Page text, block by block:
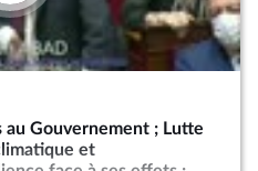
au Gouvernement ; Lutte
et